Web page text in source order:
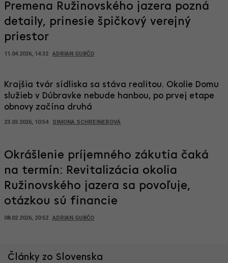
Premena Ružinovského jazera pozná
detaily, prinesie špičkový verejný
priestor
11.04.2026, 14:32 ADRIAN GUBČO
Krajšia tvár sídliska sa stáva realitou. Okolie Domu
služieb v Dúbravke nebude hanbou, po prvej etape
obnovy začína druhá
23.03.2026, 10:54 SIMONA SCHREINEROVÁ
Okrášlenie príjemného zákutia čaká
na termín: Revitalizácia okolia
Ružinovského jazera sa povoľuje,
otázkou sú financie
08.02.2026, 20:52 ADRIAN GUBČO
Články zo Slovenska